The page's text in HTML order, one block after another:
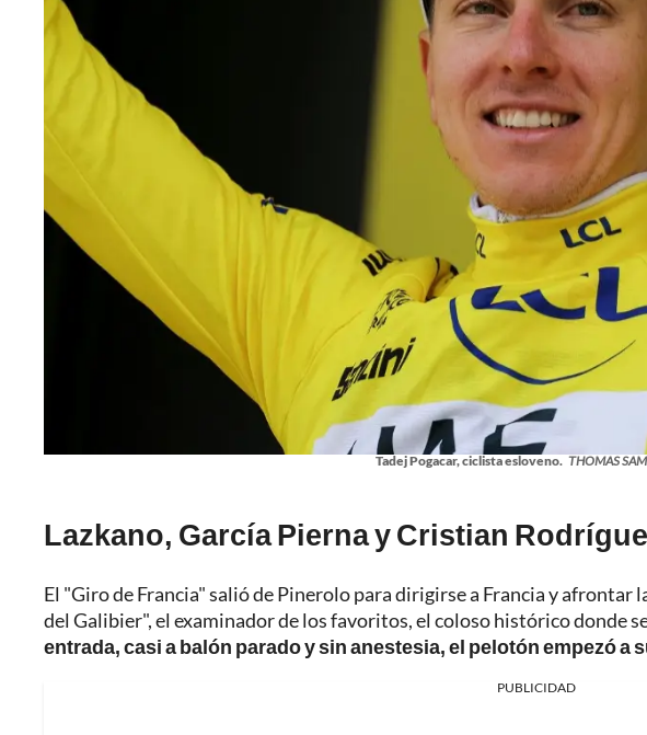
Tadej Pogacar, ciclista esloveno. THOMAS
Lazkano, García Pierna y Cristian
El "Giro de Francia" salió de Pinerolo para dirigirse a Francia y afrontar
del Galibier", el examinador de los favoritos, el coloso histórico donde
entrada, casi a balón parado y sin anestesia, el pelotón empezó a
PUBLICIDAD